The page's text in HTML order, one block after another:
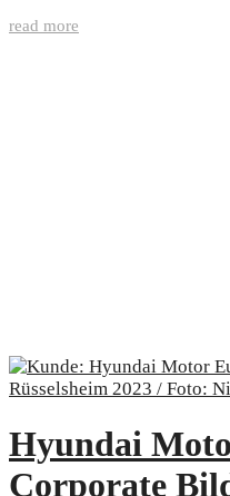
read more
Hyundai
Corporate